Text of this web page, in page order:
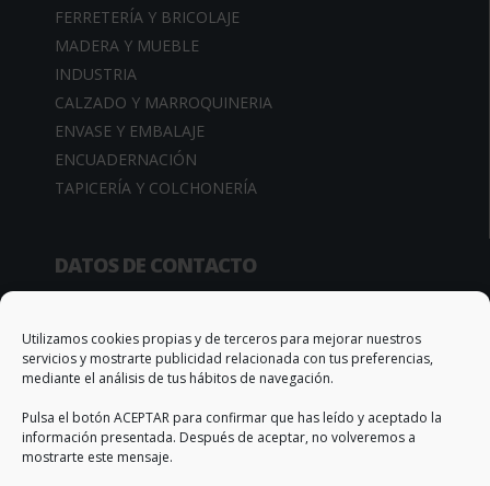
Utilizamos cookies propias y de terceros para mejorar nuestros
servicios y mostrarte publicidad relacionada con tus preferencias,
mediante el análisis de tus hábitos de navegación.
Pulsa el botón ACEPTAR para confirmar que has leído y aceptado la
información presentada. Después de aceptar, no volveremos a
mostrarte este mensaje.
FERRETERÍA Y BRICOLAJE
MADERA Y MUEBLE
INDUSTRIA
CALZADO Y MARROQUINERIA
ENVASE Y EMBALAJE
ENCUADERNACIÓN
TAPICERÍA Y COLCHONERÍA
DATOS DE CONTACTO
03370 Redován (Alicante – España)
Apto. Correos, 67
info@qs-adhesivos.es